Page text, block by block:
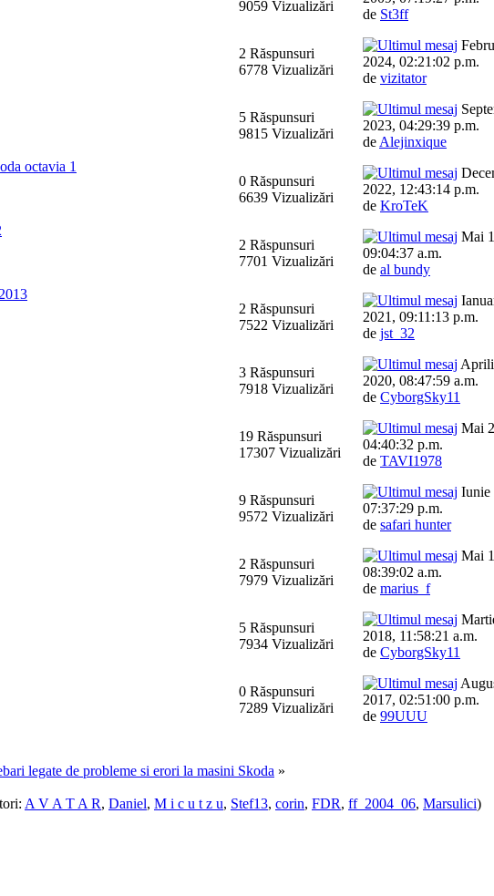
9059 Vizualizări
de St3ff
2 Răspunsuri
6778 Vizualizări
2024, 02:21:02 p.m.
de vizitator
5 Răspunsuri
9815 Vizualizări
2023, 04:29:39 p.m.
de Alejinxique
octavia 1
0 Răspunsuri
6639 Vizualizări
2022, 12:43:14 p.m.
de KroTeK
2 Răspunsuri
7701 Vizualizări
Mai
09:04:37 a.m.
de al bundy
2 Răspunsuri
7522 Vizualizări
2021, 09:11:13 p.m.
de jst_32
3 Răspunsuri
7918 Vizualizări
2020, 08:47:59 a.m.
de CyborgSky11
19 Răspunsuri
17307 Vizualizări
Mai
04:40:32 p.m.
de TAVI1978
9 Răspunsuri
9572 Vizualizări
Iunie
07:37:29 p.m.
de safari hunter
2 Răspunsuri
7979 Vizualizări
Mai
08:39:02 a.m.
de marius_f
5 Răspunsuri
7934 Vizualizări
2018, 11:58:21 a.m.
de CyborgSky11
0 Răspunsuri
7289 Vizualizări
2017, 02:51:00 p.m.
de 99UUU
legate de probleme si erori la masini Skoda »
A V A T A R, Daniel, M i c u t z u, Stef13, corin, FDR, ff_2004_06, Marsulici)